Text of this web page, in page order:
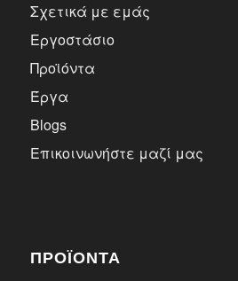
Σχετικά με εμάς
Εργοστάσιο
Προϊόντα
Έργα
Blogs
Επικοινωνήστε μαζί μας
ΠΡΟΪΌΝΤΑ